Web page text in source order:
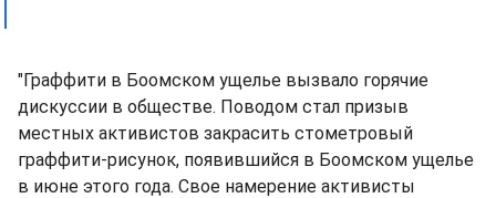
"Граффити в Боомском ущелье вызвало горячие
дискуссии в обществе. Поводом стал призыв
местных активистов закрасить стометровый
граффити-рисунок, появившийся в Боомском ущелье
в июне этого года. Свое намерение активисты